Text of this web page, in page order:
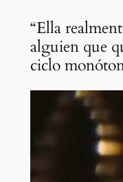
“Ella
alguien que
ciclo